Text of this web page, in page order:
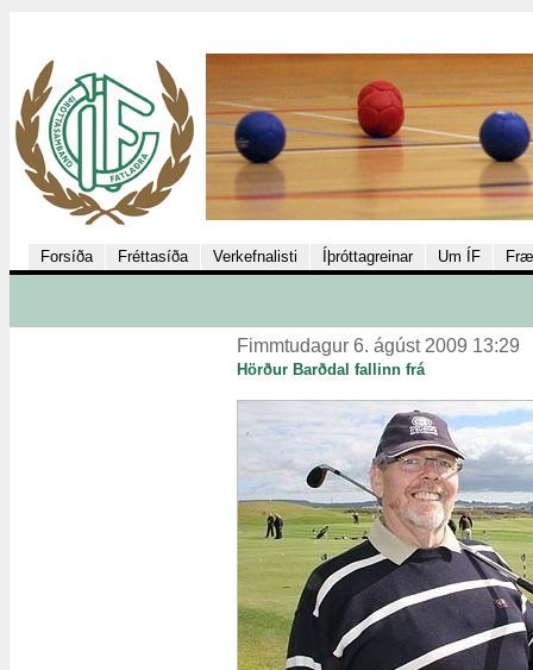
Forsíða Fréttasíða Verkefnalisti Íþróttagreinar Um ÍF
Fimmtudagur 6. ágúst 2009 13:29
Hörður Barðdal fallinn frá